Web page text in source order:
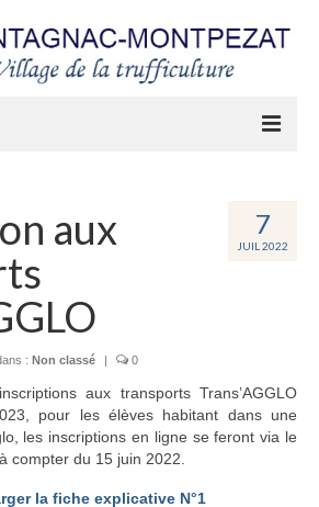
municipal
Maire
7
JUIL 2022
aux
: Non classé | 0
aux transports Trans’AGGLO
pour les élèves habitant dans une
les inscriptions en ligne se feront via le
compter du 15 juin 2022.
la fiche explicative N°1